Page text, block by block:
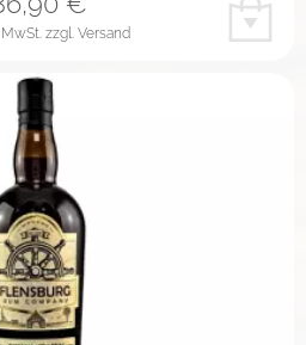
zzgl. Versand